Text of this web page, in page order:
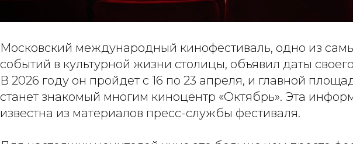
Московский международный кинофестиваль, одно из
событий в культурной жизни столицы, объявил даты
В 2026 году он пройдет с 16 по 23 апреля, и главной
станет знакомый многим киноцентр «Октябрь». Эта
известна из материалов пресс-службы фестиваля.